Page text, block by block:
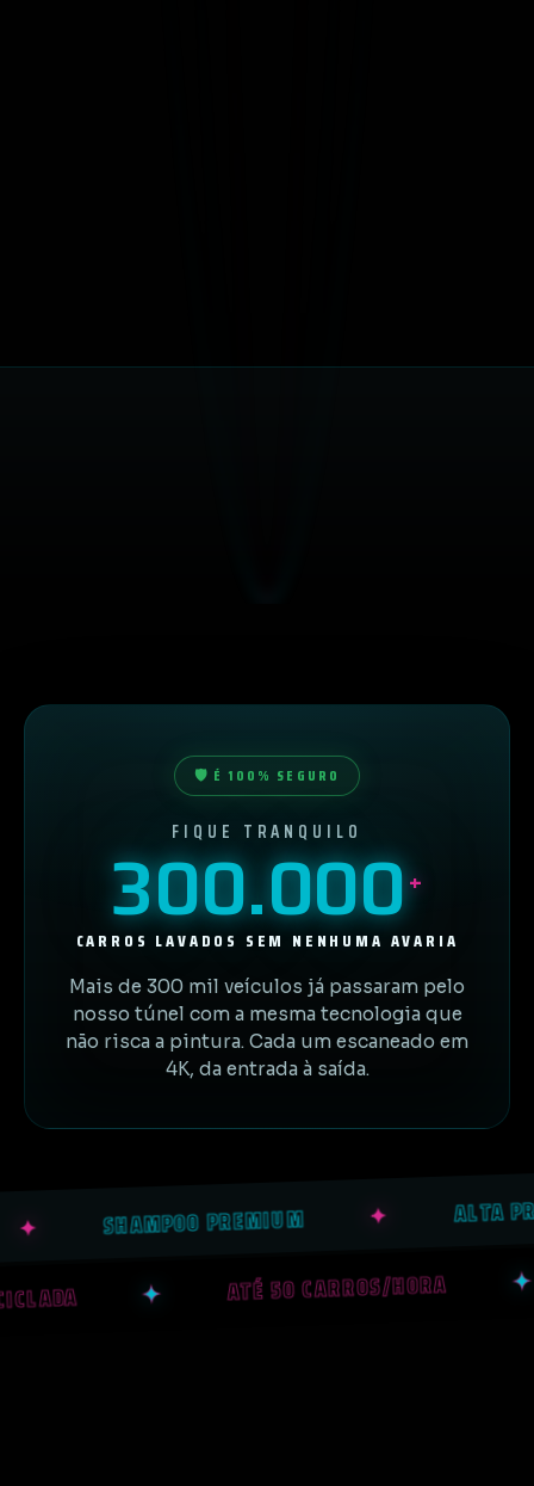
🛡️ É 100% SEGURO
FIQUE TRANQUILO
300.000+
CARROS LAVADOS SEM NENHUMA AVARIA
Mais de 300 mil veículos já passaram pelo
nosso túnel com a mesma tecnologia que
não risca a pintura. Cada um escaneado em
4K, da entrada à saída.
SHAMPOO PREMIUM ALTA
ATÉ 50 CARROS/HORA
ROLE PARA